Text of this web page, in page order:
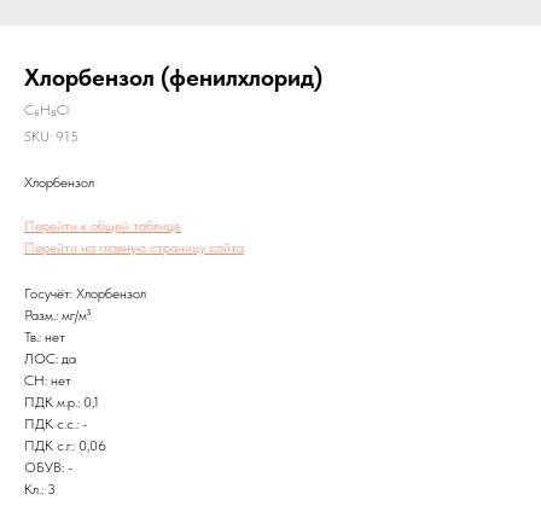
Хлорбензол (фенилхлорид)
C₆H₅Cl
SKU: 915
Хлорбензол
Перейти к общей таблице
Перейти на главную страницу сайта
Госучёт: Хлорбензол
Разм.: мг/м³
Тв.: нет
ЛОС: да
CH: нет
ПДК м.р.: 0,1
ПДК с.с.: -
ПДК с.г.: 0,06
ОБУВ: -
Кл.: 3